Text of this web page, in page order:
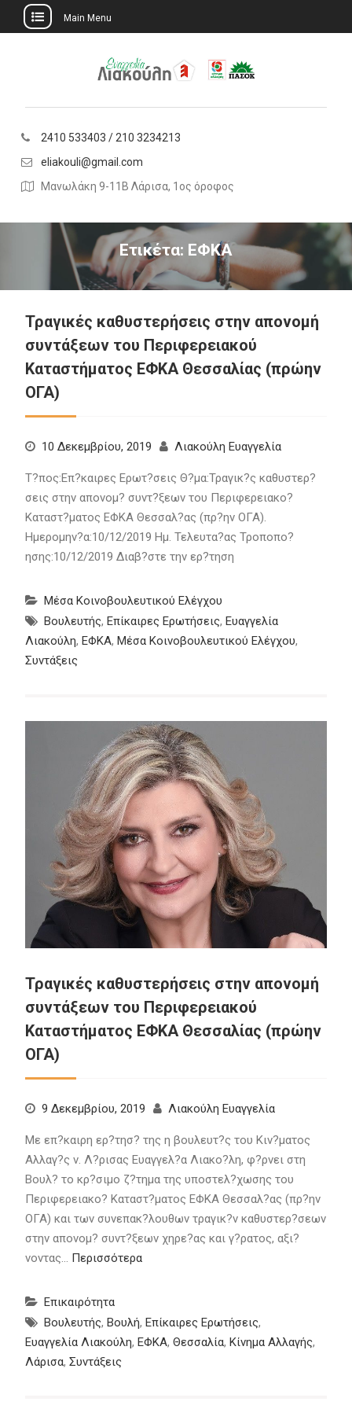
Main Menu
2410 533403 / 210 3234213
eliakouli@gmail.com
Μανωλάκη 9-11Β Λάρισα, 1ος όροφος
Ετικέτα: ΕΦΚΑ
Τραγικές καθυστερήσεις στην απονομή
συντάξεων του Περιφερειακού
Καταστήματος ΕΦΚΑ Θεσσαλίας (πρώην
ΟΓΑ)
10 Δεκεμβρίου, 2019 Λιακούλη Ευαγγελία
Τ?πος:Επ?καιρες Ερωτ?σεις Θ?μα:Τραγικ?ς καθυστερ?
σεις στην απονομ? συντ?ξεων του Περιφερειακο?
Καταστ?ματος ΕΦΚΑ Θεσσαλ?ας (πρ?ην ΟΓΑ).
Ημερομην?α:10/12/2019 Ημ. Τελευτα?ας Τροποπο?
ησης:10/12/2019 Διαβ?στε την ερ?τηση
Μέσα Κοινοβουλευτικού Ελέγχου
Βουλευτής, Επίκαιρες Ερωτήσεις, Ευαγγελία
Λιακούλη, ΕΦΚΑ, Μέσα Κοινοβουλευτικού Ελέγχου,
Συντάξεις
Τραγικές καθυστερήσεις στην απονομή
συντάξεων του Περιφερειακού
Καταστήματος ΕΦΚΑ Θεσσαλίας (πρώην
ΟΓΑ)
9 Δεκεμβρίου, 2019 Λιακούλη Ευαγγελία
Με επ?καιρη ερ?τησ? της η βουλευτ?ς του Κιν?ματος
Αλλαγ?ς ν. Λ?ρισας Ευαγγελ?α Λιακο?λη, φ?ρνει στη
Βουλ? το κρ?σιμο ζ?τημα της υποστελ?χωσης του
Περιφερειακο? Καταστ?ματος ΕΦΚΑ Θεσσαλ?ας (πρ?ην
ΟΓΑ) και των συνεπακ?λουθων τραγικ?ν καθυστερ?σεων
στην απονομ? συντ?ξεων χηρε?ας και γ?ρατος, αξι?
νοντας… Περισσότερα
Επικαιρότητα
Βουλευτής, Βουλή, Επίκαιρες Ερωτήσεις,
Ευαγγελία Λιακούλη, ΕΦΚΑ, Θεσσαλία, Κίνημα Αλλαγής,
Λάρισα, Συντάξεις